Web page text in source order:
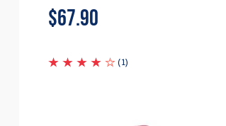
$67.90
(1)